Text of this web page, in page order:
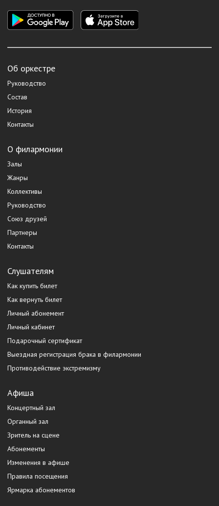
Об оркестре
Руководство
Состав
История
Контакты
О филармонии
Залы
Жанры
Коллективы
Руководство
Союз друзей
Партнеры
Контакты
Слушателям
Как купить билет
Как вернуть билет
Личный абонемент
Личный кабинет
Подарочный сертификат
Выездная регистрация брака в филармонии
Противодействие экстремизму
Афиша
Концертный зал
Органный зал
Зритель на сцене
Абонементы
Изменения в афише
Правила посещения
Ярмарка абонементов